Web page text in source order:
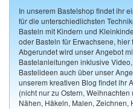
In unserem Bastelshop findet ihr
für die unterschiedlichsten
Basteln mit Kindern und
oder Basteln für Erwachsene,
Abgerundet wird unser Angebot
Bastelanleitungen inklusive
Bastelideen auch über unser
unserem kreativen Blog findet ihr
(nicht nur zu Ostern,
Nähen, Häkeln, Malen,